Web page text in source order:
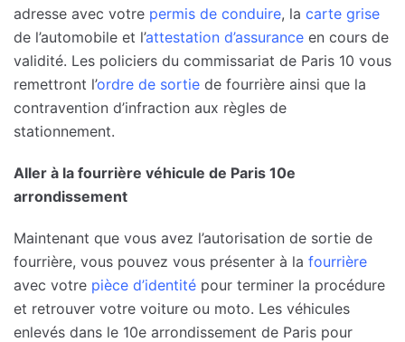
adresse avec votre permis de conduire, la carte grise
de l’automobile et l’attestation d’assurance en cours de
validité. Les policiers du commissariat de Paris 10 vous
remettront l’ordre de sortie de fourrière ainsi que la
contravention d’infraction aux règles de
stationnement.
Aller à la fourrière véhicule de Paris 10e
arrondissement
Maintenant que vous avez l’autorisation de sortie de
fourrière, vous pouvez vous présenter à la fourrière
avec votre pièce d’identité pour terminer la procédure
et retrouver votre voiture ou moto. Les véhicules
enlevés dans le 10e arrondissement de Paris pour